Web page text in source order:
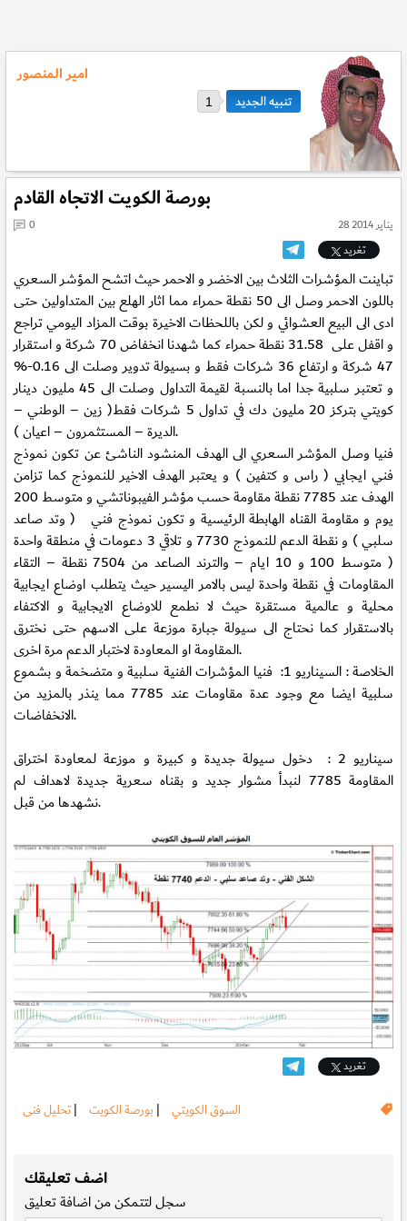
امير المنصور
1
بورصة الكويت الاتجاه القادم
28 يناير 2014
0
تغريد
تباينت المؤشرات الثلاث بين الاخضر و الاحمر حيث اتشح المؤشر السعري
باللون الاحمر وصل الى 50 نقطة حمراء مما اثار الهلع بين المتداولين حتى
ادى الى البيع العشوائي و لكن باللحظات الاخيرة بوقت المزاد اليومي تراجع
و اقفل على 31.58 نقطة حمراء كما شهدنا انخفاض 70 شركة و استقرار
47 شركة و ارتفاع 36 شركات فقط و بسيولة تدوير وصلت الى 0.16-%
و تعتبر سلبية جدا اما بالنسبة لقيمة التداول وصلت الى 45 مليون دينار
كويتي بتركز 20 مليون دك في تداول 5 شركات فقط( زين – الوطني –
الديرة – المستثمرون – اعيان ).
فنيا وصل المؤشر السعري الى الهدف المنشود الناشئ عن تكون نموذج
فني ايجابي ( راس و كتفين ) و يعتبر الهدف الاخير للنموذج كما تزامن
الهدف عند 7785 نقطة مقاومة حسب مؤشر الفيبوناتشي و متوسط 200
يوم و مقاومة القناه الهابطة الرئيسية و تكون نموذج فني ( وتد صاعد
سلبي ) و نقطة الدعم للنموذج 7730 و تلاقي 3 دعومات في منطقة واحدة
( متوسط 100 و 10 ايام – والترند الصاعد من 7504 نقطة – التقاء
المقاومات في نقطة واحدة ليس بالامر اليسير حيث يتطلب اوضاع ايجابية
محلية و عالمية مستقرة حيث لا نطمع للاوضاع الايجابية و الاكتفاء
بالاستقرار كما نحتاج الى سيولة جبارة موزعة على الاسهم حتى نخترق
المقاومة او المعاودة لاختبار الدعم مرة اخرى.
الخلاصة : السيناريو 1: فنيا المؤشرات الفنية سلبية و متضخمة و بشموع
سلبية ايضا مع وجود عدة مقاومات عند 7785 مما ينذر بالمزيد من
الانخفاضات.
سيناريو 2 : دخول سيولة جديدة و كبيرة و موزعة لمعاودة اختراق
المقاومة 7785 لنبدأ مشوار جديد و بقناه سعرية جديدة لاهداف لم
نشهدها من قبل.
تغريد
السوق الكويتي | بورصة الكويت |تحليل فنى
اضف تعليقك
سجللتتمكن من اضافة تعليق